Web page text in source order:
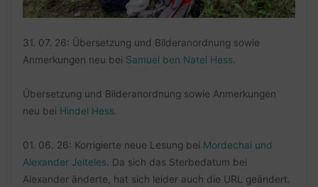
31. 07. 26: Übersetzung und Bilderanordnung sowie
Anmerkungen neu bei Samuel ben Natel Hess
Übersetzung und Bilderanordnung sowie Anmerkungen
neu bei Hindel Hess
01. 06. 26: Korrigierte neue Lesung bei Mordechai und
Alexander Jeiteles . Da sich das Sterbedatum bei
Alexander änderte, hat sich leider auch die URL geändert.